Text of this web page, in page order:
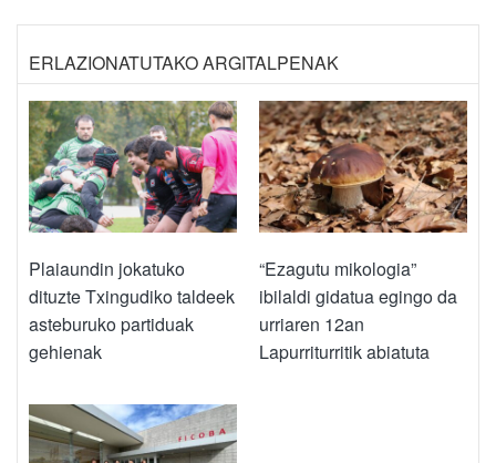
ERLAZIONATUTAKO ARGITALPENAK
Plaiaundin jokatuko
dituzte Txingudiko taldeek
asteburuko partiduak
gehienak
“Ezagutu mikologia”
ibilaldi gidatua egingo da
urriaren 12an
Lapurriturritik abiatuta